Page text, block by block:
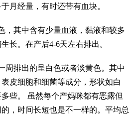
月经量，有时还带有血块。
，其中含有少量血液，黏液和较多
长。在产后4-6天左右排出。
周排出的呈白色或者淡黄色。其中
皮细胞和细菌等成分，形状如白
些。 虽然每个产妈咪都有恶露但
，时间长短也是不一样的。平均总